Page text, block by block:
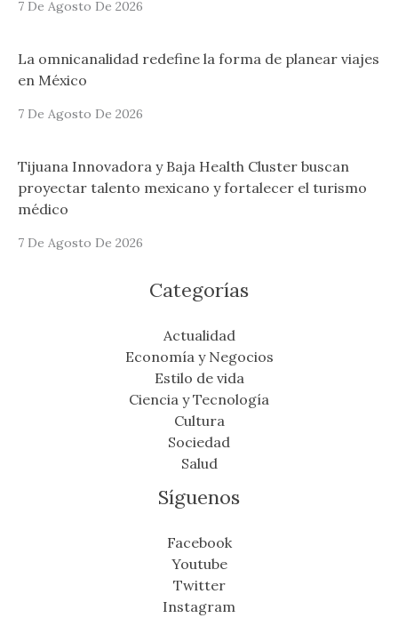
7 De Agosto De 2026
La omnicanalidad redefine la forma de planear viajes
en México
7 De Agosto De 2026
Tijuana Innovadora y Baja Health Cluster buscan
proyectar talento mexicano y fortalecer el turismo
médico
7 De Agosto De 2026
Categorías
Actualidad
Economía y Negocios
Estilo de vida
Ciencia y Tecnología
Cultura
Sociedad
Salud
Síguenos
Facebook
Youtube
Twitter
Instagram